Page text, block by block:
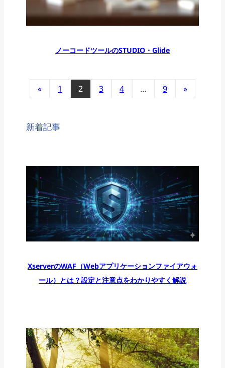
ノーコードツールのSTUDIO・Glide
« 1 2 3 4 … 9 »
新着記事
XserverのWAF（Webアプリケーションファイアウォ
ール）とは？設定と注意点をわかりやすく解説